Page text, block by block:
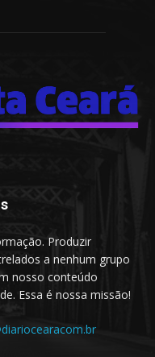
Produzir
a nenhum grupo
nosso conteúdo
Essa é nossa missão!